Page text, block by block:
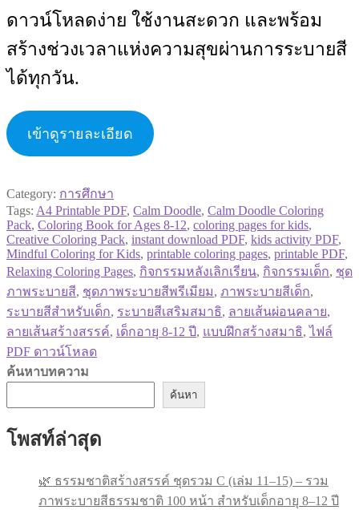
ดาวน์โหลดง่าย ใช้งานสะดวก และพร้อม
สร้างช่วงเวลาแห่งความสุขผ่านการระบายสี
ได้ทุกวัน.
เข้าดูรายละเอียด
Category: การศึกษา
Tags: A4 Printable PDF, Calm Doodle, Calm Doodle Coloring
Pack, Coloring Book for Ages 8-12, coloring pages for kids,
Creative Coloring Pack, instant download PDF, kids activity PDF,
Mindful Coloring for Kids, printable coloring pages, printable PDF,
Relaxing Coloring Pages, กิจกรรมหลังเลิกเรียน, กิจกรรมเด็ก, ชุด
ภาพระบายสี, ชุดภาพระบายสีพรีเมียม, ภาพระบายสีเด็ก,
ระบายสีสำหรับเด็ก, ระบายสีเสริมสมาธิ, ลายเส้นผ่อนคลาย,
ลายเส้นสร้างสรรค์, เด็กอายุ 8-12 ปี, แบบฝึกสร้างสมาธิ,ไฟล์
PDF ดาวน์โหลด
ค้นหาบทความ
ค้นหา
โพสท์ล่าสุด
🌿 ธรรมชาติสร้างสรรค์ ชุดรวม C (เล่ม 11–15) – รวม
ภาพระบายสีธรรมชาติ 100 หน้า สำหรับเด็กอายุ 8–12 ปี